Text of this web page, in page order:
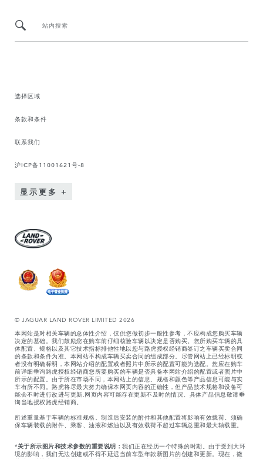
站内搜索
选择区域
条款和条件
联系我们
沪ICP备11001621号-8
显示更多
© JAGUAR LAND ROVER LIMITED 2026
本网站是对相关车辆的总体性介绍，仅供您做初步一般性参考，不应构成您购买车辆
决定的基础。我们鼓励您在购车前仔细核验车辆以决定是否购买。您所购买车辆的具
体配置、规格以及其它技术指标排他性地以您与路虎授权经销商签订之车辆买卖合同
的条款和条件为准。本网站不构成车辆买卖合同的组成部分。尽管网站上已经标明或
者没有明确标明，本网站介绍的配置或者照片中所示的配置可能为选配。您应在购车
前详细垂询路虎授权经销商您所要购买的车辆是否具备本网站介绍的配置或者照片中
所示的配置。由于所在市场不同，本网站上的信息、规格和颜色等产品信息可能与实
车有所不同。路虎将尽最大努力确保本网页内容的正确性，但产品技术规格和设备可
能会不时进行改进与更新,网页内容可能存在更新不及时的情况。具体产品信息敬请垂
询当地授权路虎经销商。
所述重量基于车辆的标准规格。制造后安装的附件和其他配置将影响有效载荷。须确
保车辆装载的附件、乘客、油液和燃油以及有效载荷不超过车辆总重和最大轴载重。
*关于所示图片和技术参数的重要说明： 我们正在经历一个特殊的时期。由于受到大环
境的影响，我们无法创建或不得不延迟当前车型年款新图片的创建和更新。现在，微